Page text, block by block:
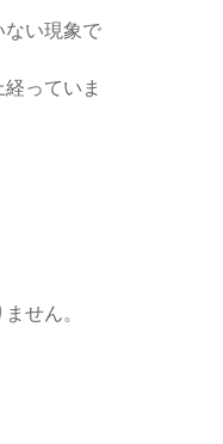
い現象で
っていま
せん。